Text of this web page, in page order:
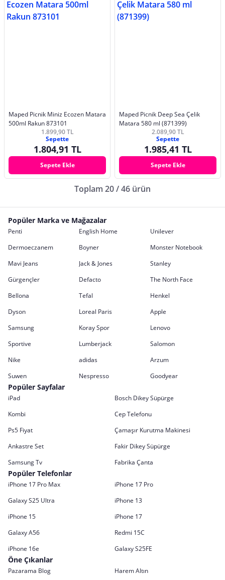
Maped Picnik Miniz Ecozen Matara
500ml Rakun 873101
1.899,90 TL
Sepette
1.804,91 TL
Sepete Ekle
Maped Picnik Deep Sea Çelik
Matara 580 ml (871399)
2.089,90 TL
Sepette
1.985,41 TL
Sepete Ekle
Toplam 20 / 46 ürün
Popüler Marka ve Mağazalar
Penti English Home
Unilever
Dermoeczanem
Boyner
Monster Notebook
Mavi Jeans
Jack & Jones
Stanley
Gürgençler
Defacto
The North Face
Bellona
Tefal
Henkel
Dyson
Loreal Paris
Apple
Samsung
Koray Spor
Lenovo
Sportive
Lumberjack
Salomon
Nike
adidas
Arzum
Suwen
Nespresso Goodyear
Popüler Sayfalar
iPad
Bosch Dikey Süpürge
Kombi
Cep Telefonu
Ps5 Fiyat
Çamaşır Kurutma Makinesi
Ankastre Set
Fakir Dikey Süpürge
Samsung Tv
Fabrika Çanta
Popüler Telefonlar
iPhone 17 Pro Max
iPhone 17 Pro
Galaxy S25 Ultra
iPhone 13
iPhone 15
iPhone 17
Galaxy A56
Redmi 15C
iPhone 16e
Galaxy S25FE
Öne Çıkanlar
Pazarama Blog
Harem Altın